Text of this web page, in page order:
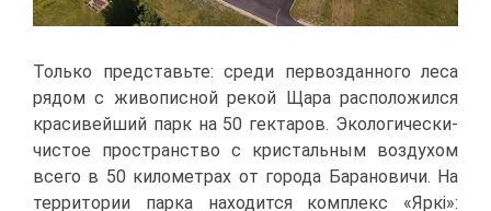
Толь­ко пред­ставь­те: сре­ди пер­во­здан­но­го ле­са
ря­дом с жи­во­пис­ной ре­кой Ща­ра рас­по­ло­жил­ся
кра­си­вей­ший парк на 50 гек­та­ров. Эко­ло­ги­че­ски-
чи­стое про­стран­ство с кри­сталь­ным воз­ду­хом
все­го в 50 ки­ло­мет­рах от го­ро­да Ба­ра­но­ви­чи. На
тер­ри­то­рии пар­ка на­хо­дит­ся ком­плекс «Яркі»: